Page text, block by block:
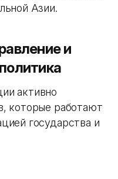
Азии.
и
активно
которые работают
государства и